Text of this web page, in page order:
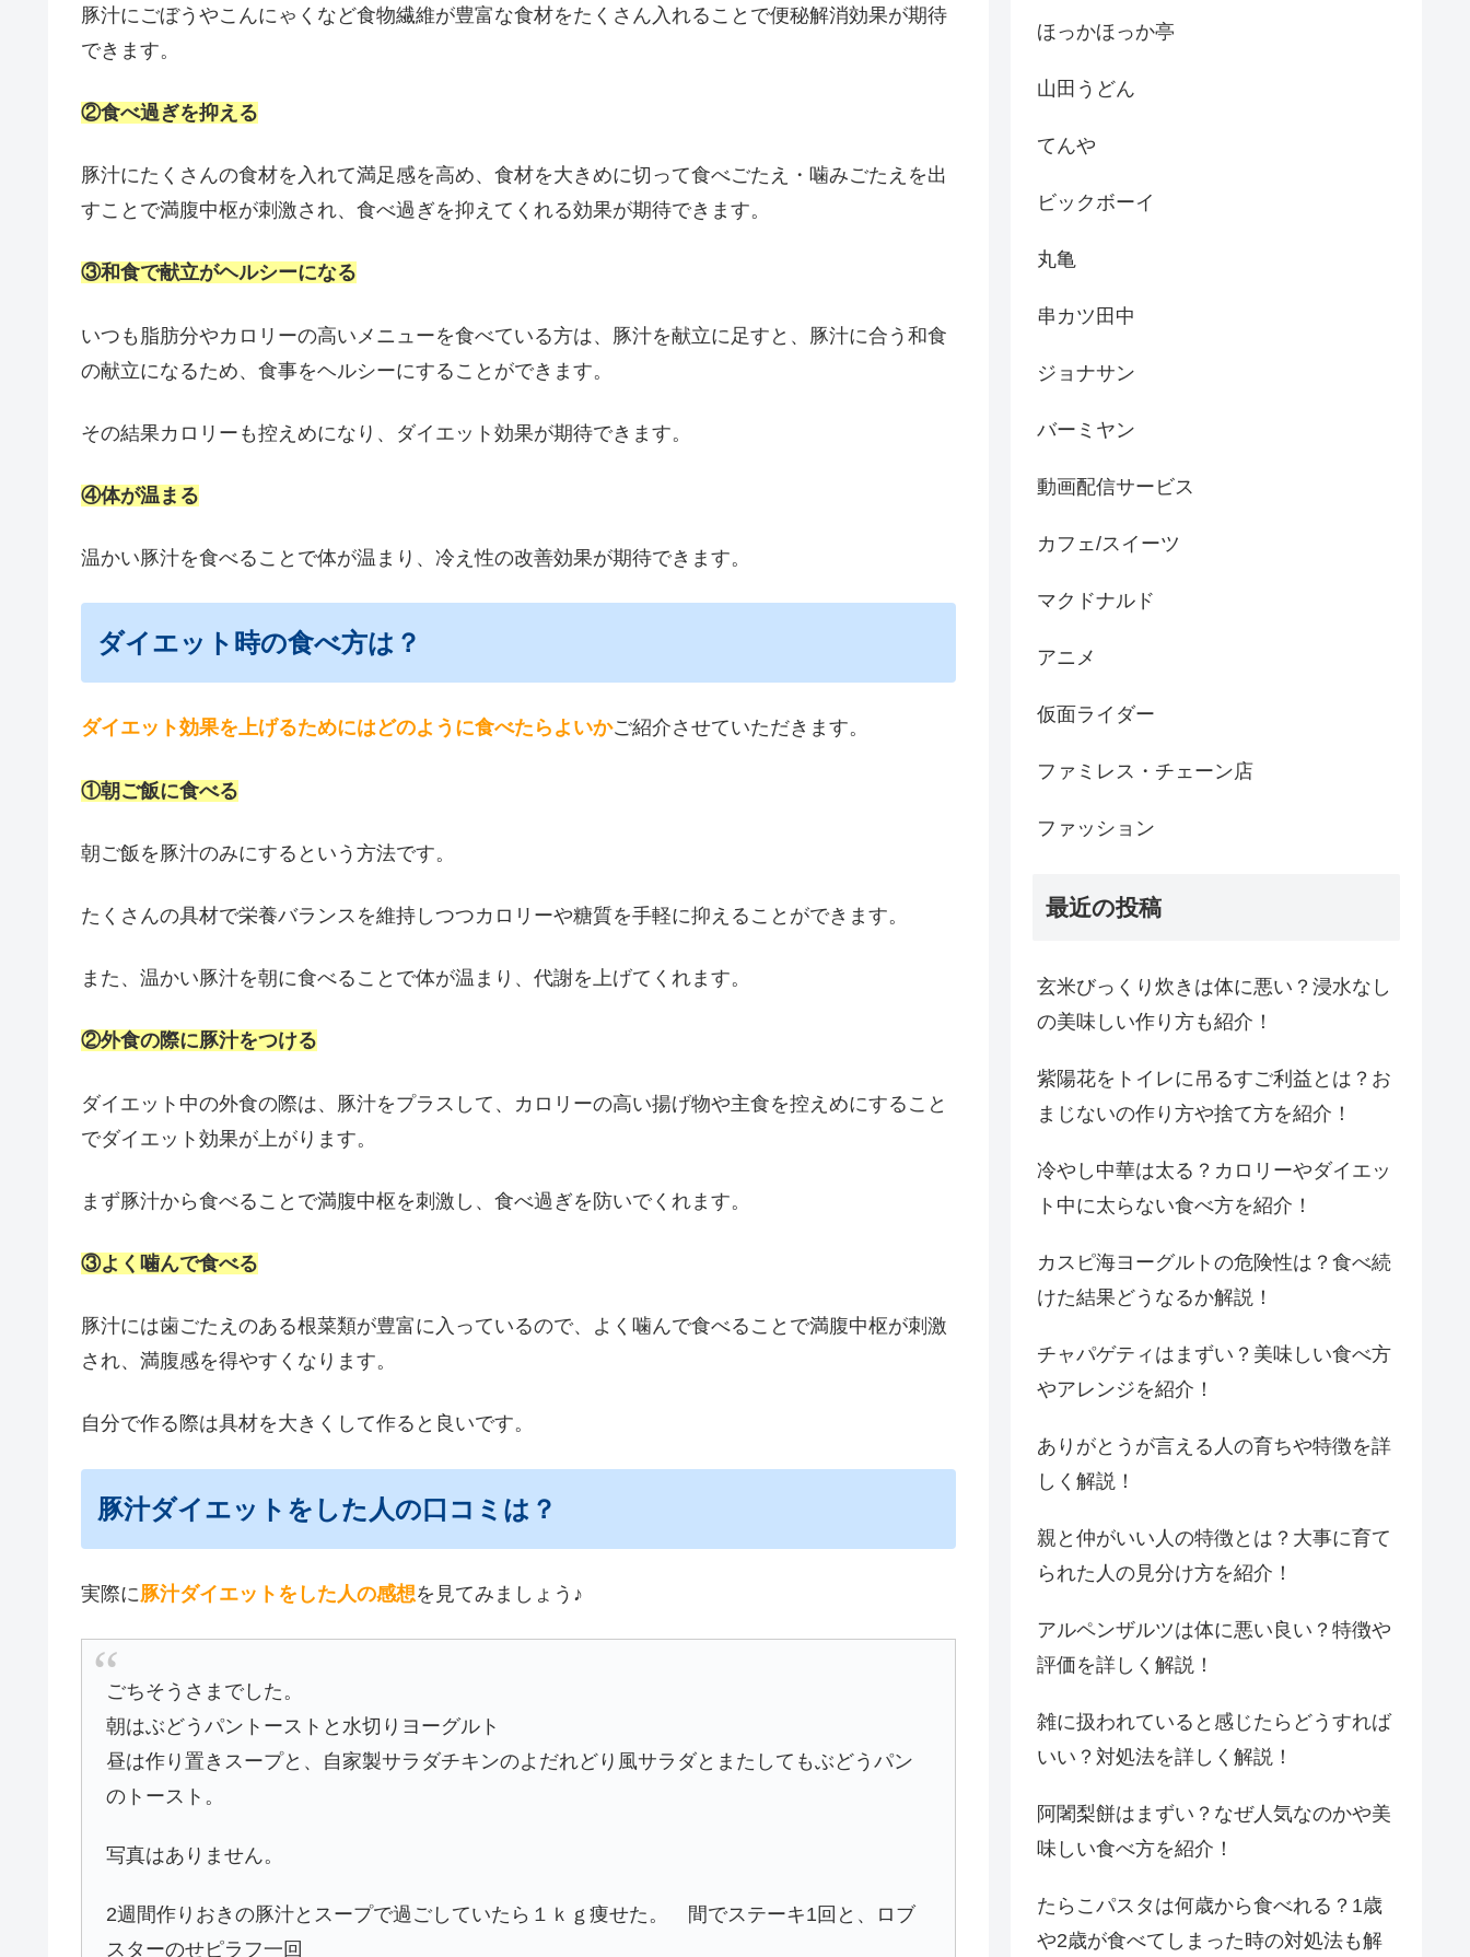
豚汁にごぼうやこんにゃくなど食物繊維が豊富な食材をたくさん入れることで便秘解消効果が期待
できます。
②食べ過ぎを抑える
豚汁にたくさんの食材を入れて満足感を高め、食材を大きめに切って食べごたえ・噛みごたえを出
すことで満腹中枢が刺激され、食べ過ぎを抑えてくれる効果が期待できます。
③和食で献立がヘルシーになる
いつも脂肪分やカロリーの高いメニューを食べている方は、豚汁を献立に足すと、豚汁に合う和食
の献立になるため、食事をヘルシーにすることができます。
その結果カロリーも控えめになり、ダイエット効果が期待できます。
④体が温まる
温かい豚汁を食べることで体が温まり、冷え性の改善効果が期待できます。
ダイエット時の食べ方は？
ダイエット効果を上げるためにはどのように食べたらよいかご紹介させていただきます。
①朝ご飯に食べる
朝ご飯を豚汁のみにするという方法です。
たくさんの具材で栄養バランスを維持しつつカロリーや糖質を手軽に抑えることができます。
また、温かい豚汁を朝に食べることで体が温まり、代謝を上げてくれます。
②外食の際に豚汁をつける
ダイエット中の外食の際は、豚汁をプラスして、カロリーの高い揚げ物や主食を控えめにすること
でダイエット効果が上がります。
まず豚汁から食べることで満腹中枢を刺激し、食べ過ぎを防いでくれます。
③よく噛んで食べる
豚汁には歯ごたえのある根菜類が豊富に入っているので、よく噛んで食べることで満腹中枢が刺激
され、満腹感を得やすくなります。
自分で作る際は具材を大きくして作ると良いです。
豚汁ダイエットをした人の口コミは？
実際に豚汁ダイエットをした人の感想を見てみましょう♪
ごちそうさまでした。
朝はぶどうパントーストと水切りヨーグルト
昼は作り置きスープと、自家製サラダチキンのよだれどり風サラダとまたしてもぶどうパン
のトースト。
写真はありません。
2週間作りおきの豚汁とスープで過ごしていたら１ｋｇ痩せた。 間でステーキ1回と、ロブ
スターのせピラフ一回
ほっかほっか亭
山田うどん
てんや
ビックボーイ
丸亀
串カツ田中
ジョナサン
バーミヤン
動画配信サービス
カフェ/スイーツ
マクドナルド
アニメ
仮面ライダー
ファミレス・チェーン店
ファッション
最近の投稿
玄米びっくり炊きは体に悪い？浸水なし
の美味しい作り方も紹介！
紫陽花をトイレに吊るすご利益とは？お
まじないの作り方や捨て方を紹介！
冷やし中華は太る？カロリーやダイエッ
ト中に太らない食べ方を紹介！
カスピ海ヨーグルトの危険性は？食べ続
けた結果どうなるか解説！
チャパゲティはまずい？美味しい食べ方
やアレンジを紹介！
ありがとうが言える人の育ちや特徴を詳
しく解説！
親と仲がいい人の特徴とは？大事に育て
られた人の見分け方を紹介！
アルペンザルツは体に悪い良い？特徴や
評価を詳しく解説！
雑に扱われていると感じたらどうすれば
いい？対処法を詳しく解説！
阿闍梨餅はまずい？なぜ人気なのかや美
味しい食べ方を紹介！
たらこパスタは何歳から食べれる？1歳
や2歳が食べてしまった時の対処法も解